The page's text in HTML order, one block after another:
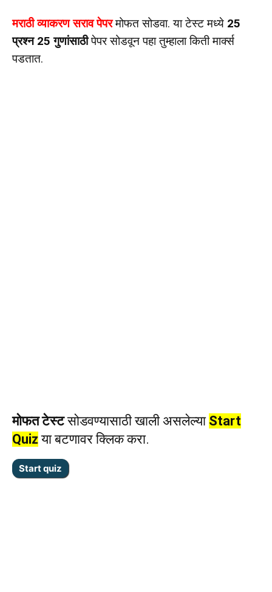
मराठी व्याकरण सराव पेपरमोफत सोडवा. या टेस्ट मध्ये 25
प्रश्न 25 गुणांसाठीपेपर सोडवून पहा तुम्हाला किती मार्क्स
पडतात.
मोफत टेस्टसोडवण्यासाठी खाली असलेल्या Start
Quiz या बटणावर क्लिक करा.